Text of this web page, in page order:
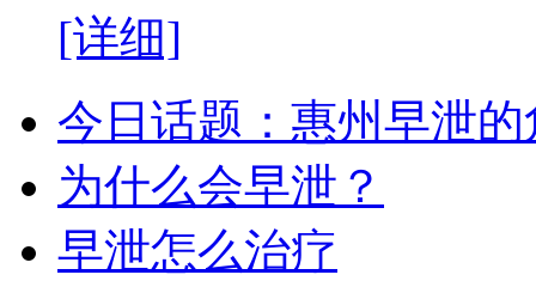
[详细]
今日话题：惠州早泄
为什么会早泄？
早泄怎么治疗